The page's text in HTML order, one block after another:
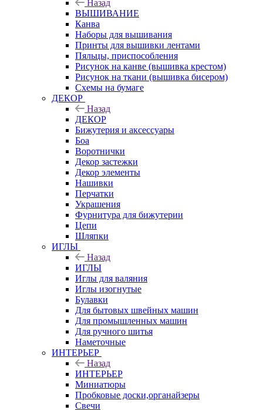
Назад
ВЫШИВАНИЕ
Канва
Наборы для вышивания
Принты для вышивки лентами
Пяльцы, приспособления
Рисунок на канве (вышивка крестом)
Рисунок на ткани (вышивка бисером)
Схемы на бумаге
ДЕКОР
Назад
ДЕКОР
Бижутерия и аксессуары
Боа
Воротнички
Декор застежки
Декор элементы
Нашивки
Перчатки
Украшения
Фурнитура для бижутерии
Цепи
Шляпки
ИГЛЫ
Назад
ИГЛЫ
Иглы для валяния
Иглы изогнутые
Булавки
Для бытовых швейных машин
Для промышленных машин
Для ручного шитья
Наметочные
ИНТЕРЬЕР
Назад
ИНТЕРЬЕР
Миниатюры
Пробковые доски,органайзеры
Свечи